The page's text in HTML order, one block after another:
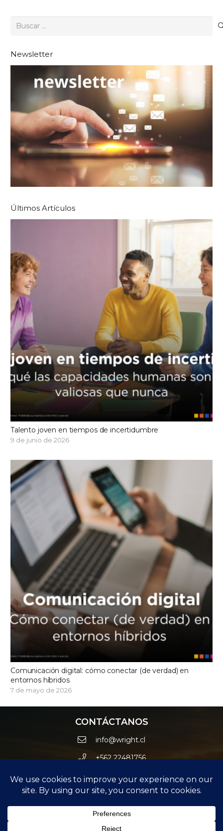
Buscar:
Newsletter
Últimos Artículos
Talento joven en tiempos de incertidumbre
9 de junio de 2026
Comunicación digital: cómo conectar (de verdad) en
entornos híbridos
7 de mayo de 2026
CONTÁCTANOS
info@wright.cl
+562 22481756
Avda. Las Condes 10415 Oficina 012 – Edificio Estoril
Black – Las Condes.